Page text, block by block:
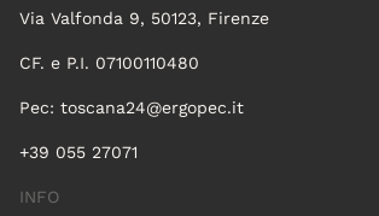
Via Valfonda 9, 50123, Firenze
CF. e P.I. 07100110480
Pec: toscana24@ergopec.it
+39 055 27071
INFO